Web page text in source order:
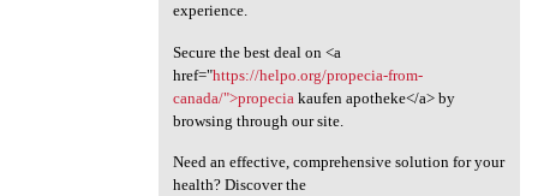
experience.
Secure the best deal on <a
href="https://helpo.org/propecia-from-
canada/">propecia kaufen apotheke</a> by
browsing through our site.
Need an effective, comprehensive solution for your
health? Discover the